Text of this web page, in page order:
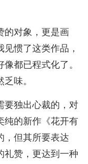
的对象，更是画
惯了这类作品，
都已程式化了。
味。
要独出心裁的，对
纯的新作《花开有
，但其所要表达
礼赞，更达到一种